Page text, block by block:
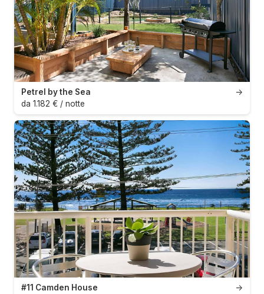
→
Petrel by the Sea
da 1.182 € / notte
→
#11 Camden House